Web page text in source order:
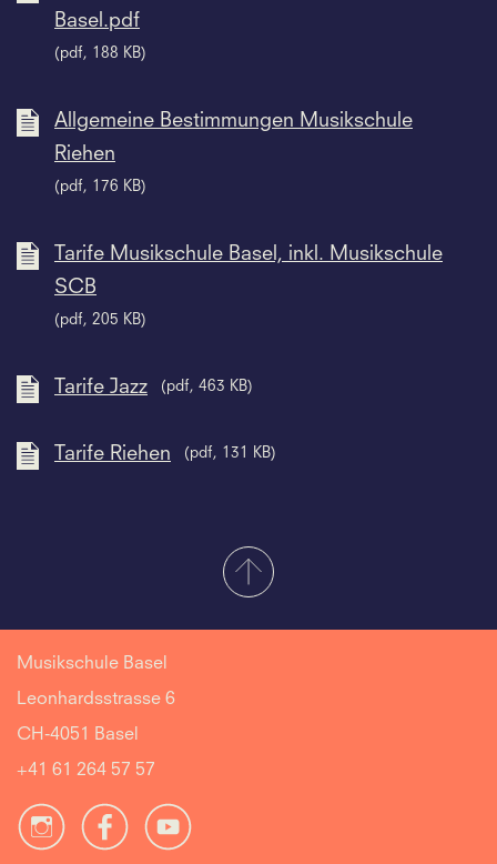
Basel.pdf
(pdf, 188 KB)
Allgemeine Bestimmungen Musikschule
Riehen
(pdf, 176 KB)
Tarife Musikschule Basel, inkl. Musikschule
SCB
(pdf, 205 KB)
Tarife Jazz (pdf, 463 KB)
Tarife Riehen (pdf, 131 KB)
Musikschule Basel
Leonhardsstrasse 6
CH-4051 Basel
+41 61 264 57 57